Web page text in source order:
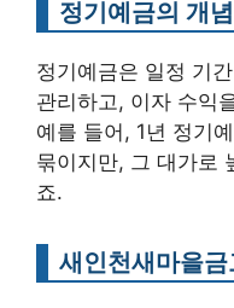
정기예금의 개념
정기예금은 일정 기
관리하고, 이자 수익
예를 들어, 1년 정기
묶이지만, 그 대가로
죠.
새인천새마을